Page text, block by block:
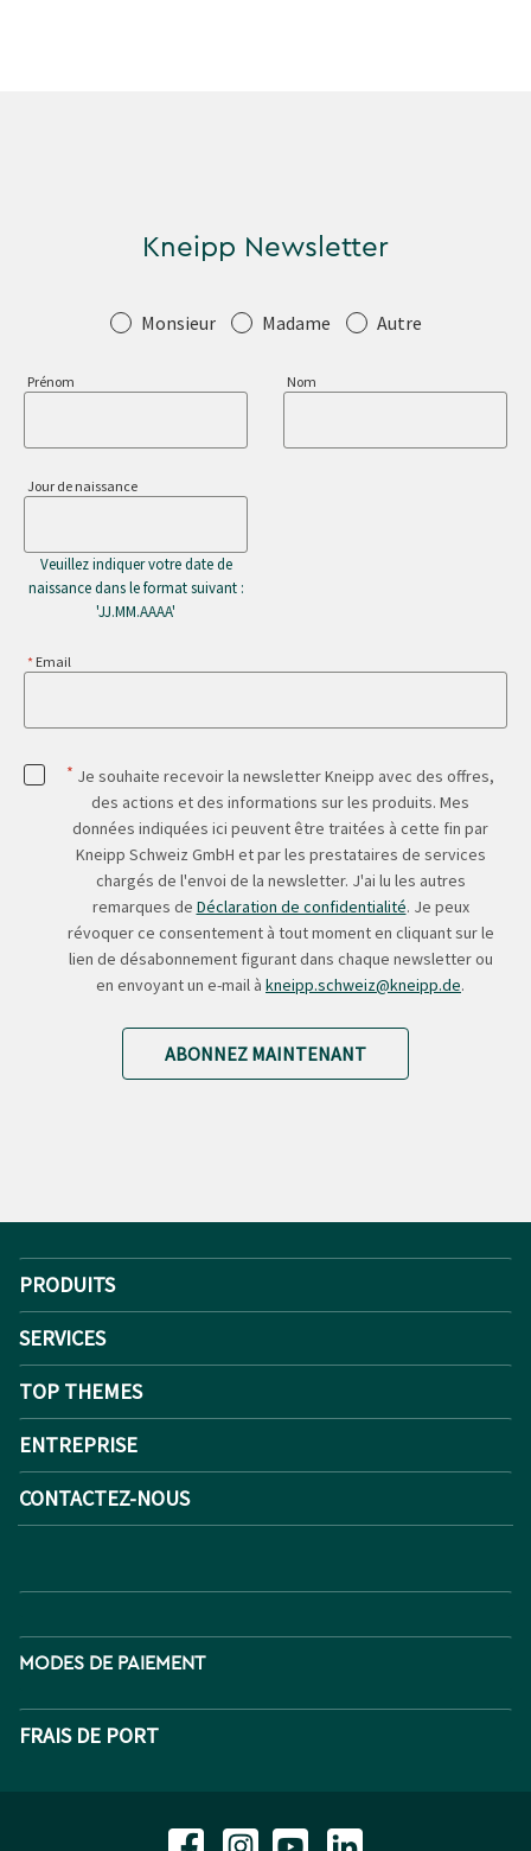
Kneipp Newsletter
SalutationMonsieur Madame Autre
Prénom Nom
Jour de naissance
Veuillez indiquer votre date de
naissance dans le format suivant :
'JJ.MM.AAAA'
Email
* Je souhaite recevoir la newsletter Kneipp avec des offres,
des actions et des informations sur les produits. Mes
données indiquées ici peuvent être traitées à cette fin par
Kneipp Schweiz GmbH et par les prestataires de services
chargés de l'envoi de la newsletter. J'ai lu les autres
remarques de Déclaration de confidentialité. Je peux
révoquer ce consentement à tout moment en cliquant sur le
lien de désabonnement figurant dans chaque newsletter ou
en envoyant un e-mail à kneipp.schweiz@kneipp.de.
ABONNEZ MAINTENANT
PRODUITS
SERVICES
TOP THEMES
ENTREPRISE
CONTACTEZ-NOUS
MODES DE PAIEMENT
FRAIS DE PORT